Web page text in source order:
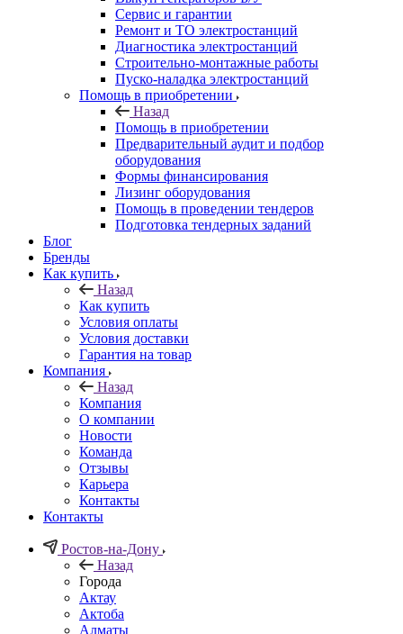
Сервис и гарантии
Ремонт и ТО электростанций
Диагностика электростанций
Строительно-монтажные работы
Пуско-наладка электростанций
Помощь в приобретении
Назад
Помощь в приобретении
Предварительный аудит и подбор
оборудования
Формы финансирования
Лизинг оборудования
Помощь в проведении тендеров
Подготовка тендерных заданий
Блог
Бренды
Как купить
Назад
Как купить
Условия оплаты
Условия доставки
Гарантия на товар
Компания
Назад
Компания
О компании
Новости
Команда
Отзывы
Карьера
Контакты
Контакты
Ростов-на-Дону
Назад
Города
Актау
Актоба
Алматы